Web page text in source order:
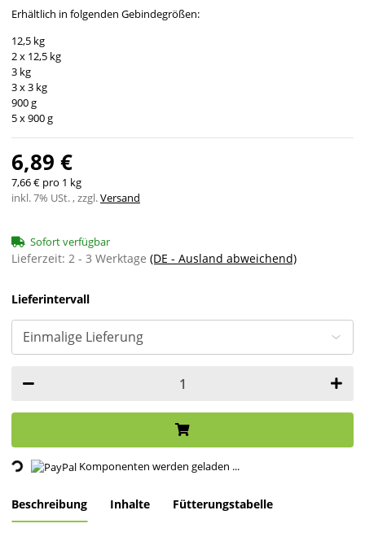
Erhältlich in folgenden Gebindegrößen:
12,5 kg
2 x 12,5 kg
3 kg
3 x 3 kg
900 g
5 x 900 g
6,89 €
7,66 € pro 1 kg
inkl. 7% USt. , zzgl.Versand
Sofort verfügbar
Lieferzeit: 2 - 3 Werktage (DE - Ausland abweichend)
Lieferintervall
Loading... Komponenten werden geladen ...
Beschreibung Inhalte Fütterungstabelle